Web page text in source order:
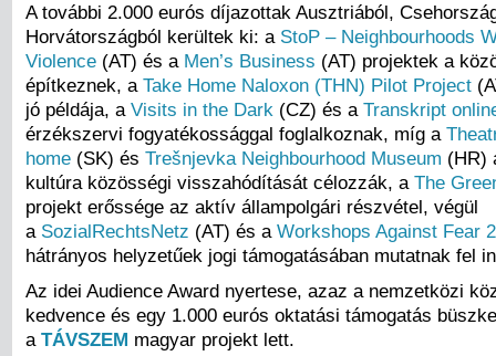
A további 2.000 eurós díjazottak Ausztriából,
Horvátországból kerültek ki: a StoP – Neighbourhoods
Violence (AT) és a Men’s Business (AT) projektek a
építkeznek, aTake Home Naloxon (THN) Pilot Project
jó példája, a Visits in the Dark (CZ) és a Transkript
érzékszervi fogyatékossággal foglalkoznak, míg a
home (SK) és Trešnjevka Neighbourhood Museum (HR)
kultúra közösségi visszahódítását célozzák, a The
projekt erőssége az aktív állampolgári részvétel, végül
a SozialRechtsNetz (AT) és a Workshops Against Fear
hátrányos helyzetűek jogi támogatásában mutatnak fel
Az idei Audience Award nyertese, azaz a nemzetközi
kedvence és egy 1.000 eurós oktatási támogatás
a TÁVSZEM magyar projekt lett.